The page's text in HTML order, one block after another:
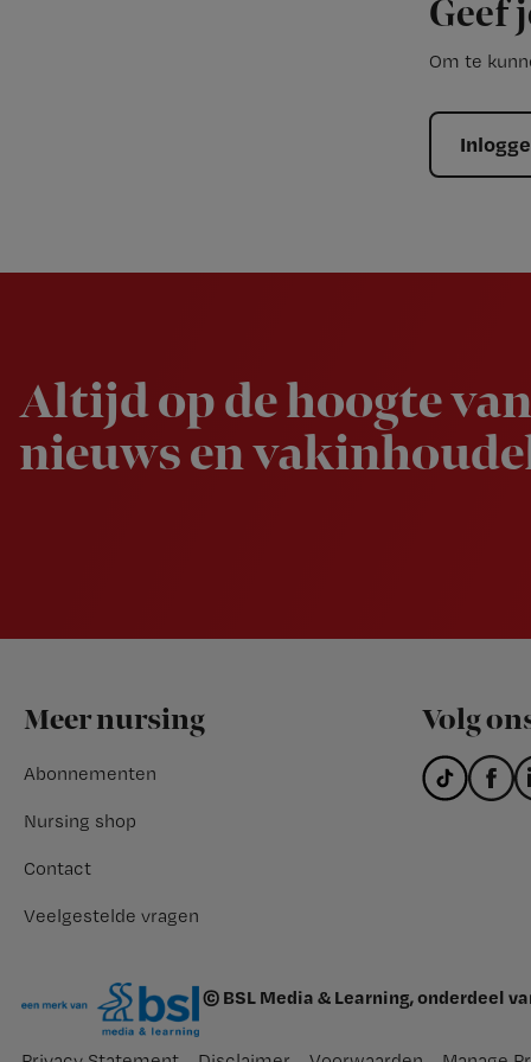
Geef
Om te
Altijd op de hoogte
nieuws en
Footer
Meer nursing
Abonnementen
Nursing shop
Contact
Veelgestelde vragen
Volg
© BSL Media & Learning, onderdeel